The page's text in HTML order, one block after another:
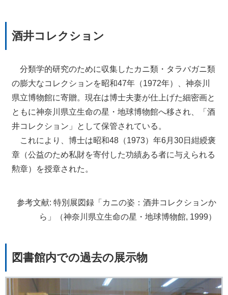
酒井コレクション
分類学的研究のために収集したカニ類・タラバガニ類
の膨大なコレクションを昭和47年（1972年）、神奈川
県立博物館に寄贈。現在は博士夫妻が仕上げた細密画と
ともに神奈川県立生命の星・地球博物館へ移され、「酒
井コレクション」として保管されている。
これにより、博士は昭和48（1973）年6月30日紺綬褒
章（公益のため私財を寄付した功績ある者に与えられる
勲章）を授章された。
参考文献: 特別展図録「カニの姿：酒井コレクションか
ら」（神奈川県立生命の星・地球博物館, 1999）
図書館内での過去の展示物